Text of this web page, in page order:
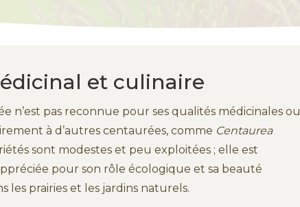
et culinaire
n’est pas reconnue pour ses qualités médicinales ou
à d’autres centaurées, comme Centaurea
sont modestes et peu exploitées ; elle est
pour son rôle écologique et sa beauté
les prairies et les jardins naturels.